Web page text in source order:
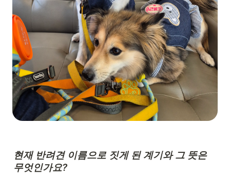
현재 반려견 이름으로 짓게 된 계기와 그 뜻은
무엇인가요?